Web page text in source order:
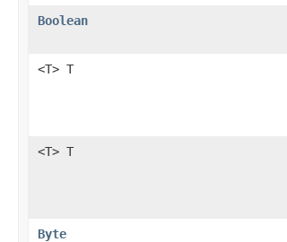
Boolean
<T> T
<T> T
Byte